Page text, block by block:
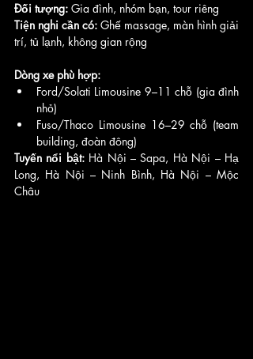
Đối tượng: Gia đình, nhóm bạn, tour riêng
Tiện nghi cần có: Ghế massage, màn hình giải
trí, tủ lạnh, không gian rộng
Dòng xe phù hợp:
Ford/Solati Limousine 9–11 chỗ (gia đình
nhỏ)
Fuso/Thaco Limousine 16–29 chỗ (team
building, đoàn đông)
Tuyến nổi bật: Hà Nội – Sapa, Hà Nội – Hạ
Long, Hà Nội – Ninh Bình, Hà Nội – Mộc
Châu